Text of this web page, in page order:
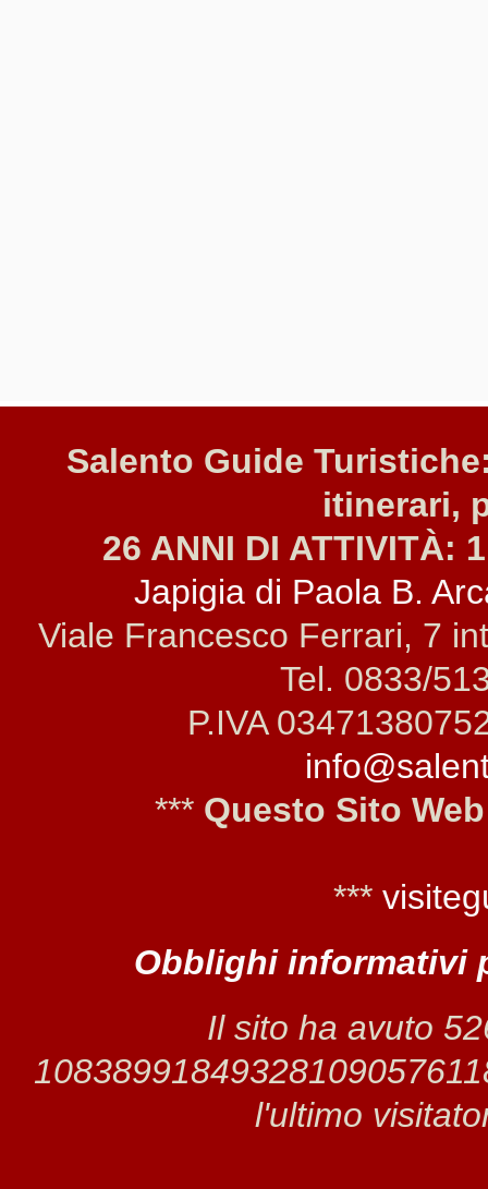
Salento Guide
itinerari,
26 ANNI DI ATTIVITÀ:
Japigia di Paola B.
Viale Francesco Ferrari, 7
Tel. 0833/
P.IVA
*** Questo Sito
***
Obblighi informativi
Il sito ha avuto
l'ultimo